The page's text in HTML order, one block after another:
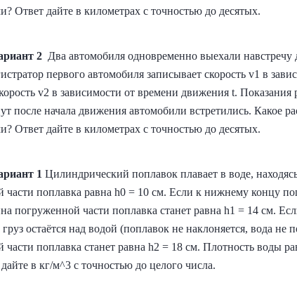
Ответ дайте в километрах с точностью до десятых.
2 Два автомобиля одновременно выехали
первого автомобиля записывает скорость v1 в
v2 в зависимости от времени движения t.
после начала движения автомобили встретились. Какое
Ответ дайте в километрах с точностью до десятых.
1 Цилиндрический поплавок плавает в воде,
части поплавка равна h0 = 10 см. Если к нижнему концу
погруженной части поплавка станет равна h1 = 14 см.
остаётся над водой (поплавок не наклоняется, вода
части поплавка станет равна h2 = 18 см. Плотность воды
в кг/м^3 с точностью до целого числа.